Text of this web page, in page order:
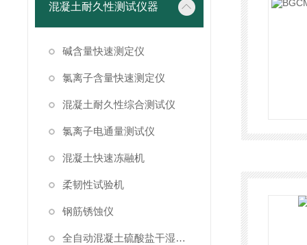
混凝土耐久性测试仪器
碱含量快速测定仪
氯离子含量快速测定仪
混凝土耐久性综合测试仪
氯离子电通量测试仪
混凝土快速冻融机
柔韧性试验机
钢筋锈蚀仪
全自动混凝土硫酸盐干湿循环试验箱